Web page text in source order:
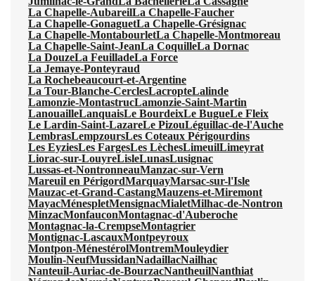
La Chapelle-AubareilLa Chapelle-Faucher
La Chapelle-GonaguetLa Chapelle-Grésignac
La Chapelle-MontabourletLa Chapelle-Montmoreau
La Chapelle-Saint-JeanLa CoquilleLa Dornac
La DouzeLa FeuilladeLa Force
La Jemaye-Ponteyraud
La Rochebeaucourt-et-Argentine
La Tour-Blanche-CerclesLacropteLalinde
Lamonzie-MontastrucLamonzie-Saint-Martin
LanouailleLanquaisLe BourdeixLe BugueLe Fleix
Le Lardin-Saint-LazareLe PizouLéguillac-de-l'Auche
LembrasLempzoursLes Coteaux Périgourdins
Les EyziesLes FargesLes LèchesLimeuilLimeyrat
Liorac-sur-LouyreLisleLunasLusignac
Lussas-et-NontronneauManzac-sur-Vern
Mareuil en PérigordMarquayMarsac-sur-l'Isle
Mauzac-et-Grand-CastangMauzens-et-Miremont
MayacMénespletMensignacMialetMilhac-de-Nontron
MinzacMonfauconMontagnac-d'Auberoche
Montagnac-la-CrempseMontagrier
Montignac-LascauxMontpeyroux
Montpon-MénestérolMontremMouleydier
Moulin-NeufMussidanNadaillacNailhac
Nanteuil-Auriac-de-BourzacNantheuilNanthiat